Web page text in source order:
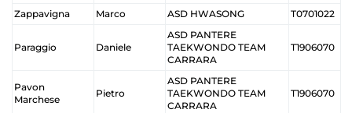
Zappavigna Marco ASD HWASONG T0701022
Paraggio Daniele
ASD PANTERE
TAEKWONDO TEAM
CARRARA
T1906070
Pavon
Marchese
Pietro
ASD PANTERE
TAEKWONDO TEAM
CARRARA
T1906070